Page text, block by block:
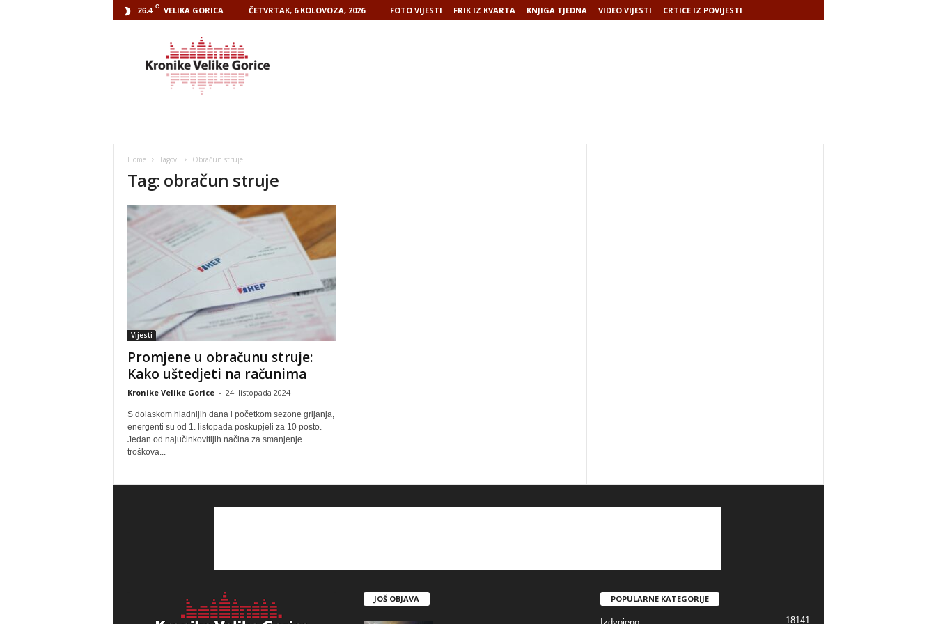
26.4 C VELIKA GORICA ČETVRTAK, 6 KOLOVOZA, 2026 FOTO VIJESTI FRIK IZ KVARTA KNJIGA TJEDNA VIDEO VIJESTI CRTICE IZ POVIJESTI
Home Tagovi Obračun struje
Tag: obračun struje
Vijesti
Promjene u obračunu struje:
Kako uštedjeti na računima
Kronike Velike Gorice - 24. listopada 2024
S dolaskom hladnijih dana i početkom sezone grijanja,
energenti su od 1. listopada poskupjeli za 10 posto.
Jedan od najučinkovitijih načina za smanjenje
troškova...
JOŠ OBJAVA POPULARNE KATEGORIJE
18141